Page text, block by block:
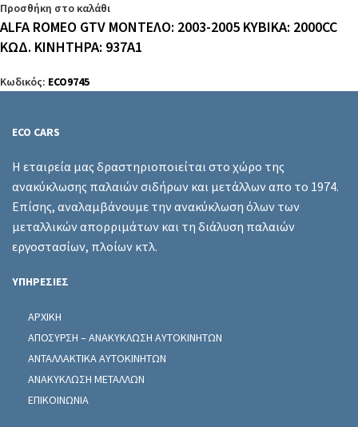
Προσθήκη στο καλάθι
ALFA ROMEO GTV ΜΟΝΤΕΛΟ: 2003-2005 ΚΥΒΙΚΑ: 2000CC
ΚΩΔ. ΚΙΝΗΤΗΡΑ: 937A1
Κωδικός: ECO9745
ECO CARS
Η εταιρεία μας δραστηριοποιείται στο χώρο της
ανακύκλωσης παλαιών σιδήρων και μετάλλων απο το 1974.
Επίσης, αναλαμβάνουμε την ανακύκλωση όλων των
μεταλλικών απορριμάτων και τη διάλυση παλαιών
εργοστασίων, πλοίων κτλ.
ΥΠΗΡΕΣΙΕΣ
ΑΡΧΙΚΗ
ΑΠΟΣΥΡΣΗ – ΑΝΑΚΥΚΛΩΣΗ ΑΥΤΟΚΙΝΗΤΩΝ
ΑΝΤΑΛΛΑΚΤΙΚΑ ΑΥΤΟΚΙΝΗΤΩΝ
ΑΝΑΚΥΚΛΩΣΗ ΜΕΤΑΛΛΩΝ
ΕΠΙΚΟΙΝΩΝΙΑ